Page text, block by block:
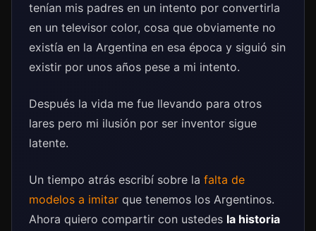
tenían mis padres en un intento por convertirla
en un televisor color, cosa que obviamente no
existía en la Argentina en esa época y siguió sin
existir por unos años pese a mi intento.
Después la vida me fue llevando para otros
lares pero mi ilusión por ser inventor sigue
latente.
Un tiempo atrás escribí sobre la falta de
modelos a imitar que tenemos los Argentinos.
Ahora quiero compartir con ustedes la historia